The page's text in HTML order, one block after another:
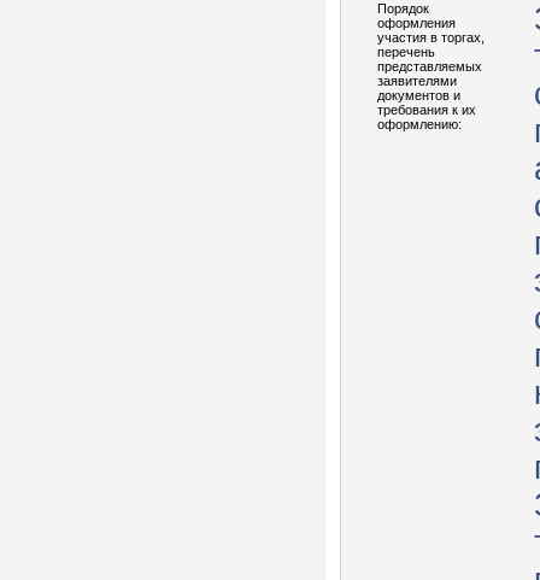
Порядок
оформления
участия в торгах,
перечень
представляемых
заявителями
документов и
требования к их
оформлению: